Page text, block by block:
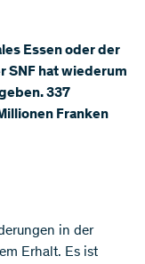
Essen oder der
SNF hat wiederum
337
Franken
in der
Erhalt. Es ist